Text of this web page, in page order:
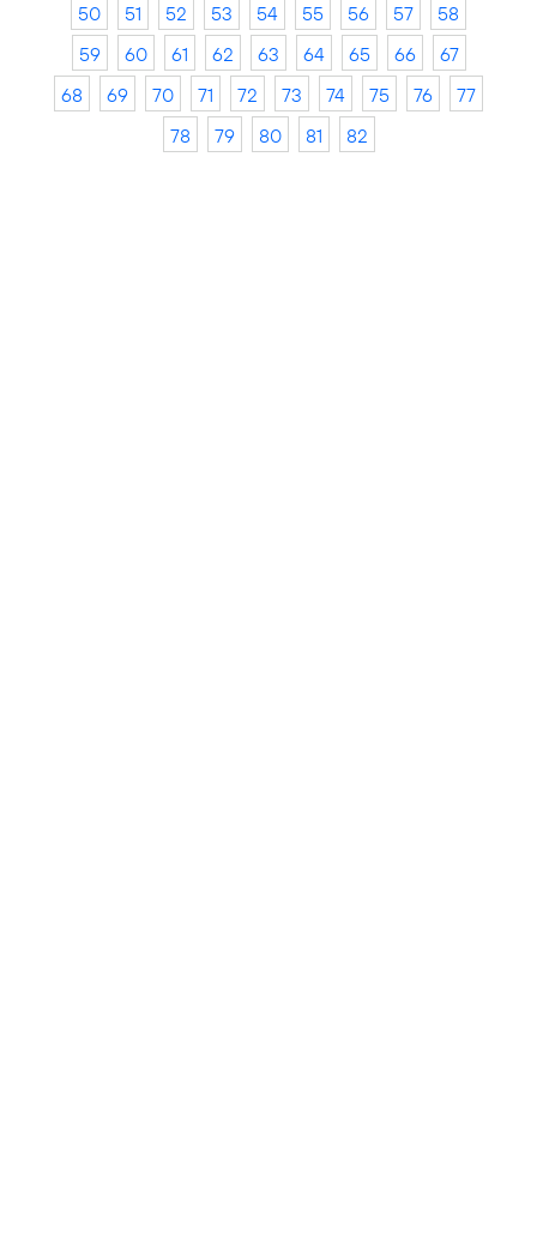
50
51 52 53 54 55 56 57
58
59
60 61 62 63 64 65 66
67
68
69 70 71 72 73 74 75 76
77
78
79 80 81 82